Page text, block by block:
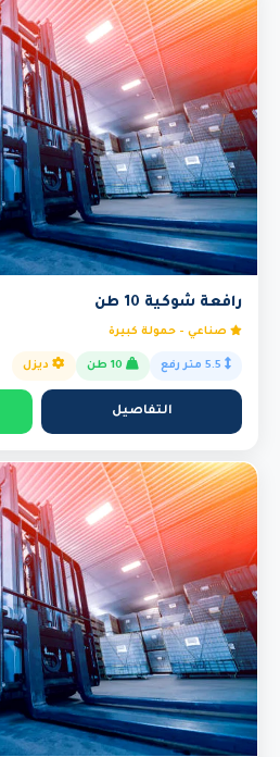
رافعة شوكية 10 طن
صناعي - حمولة كبيرة
ديزل
التفاصيل